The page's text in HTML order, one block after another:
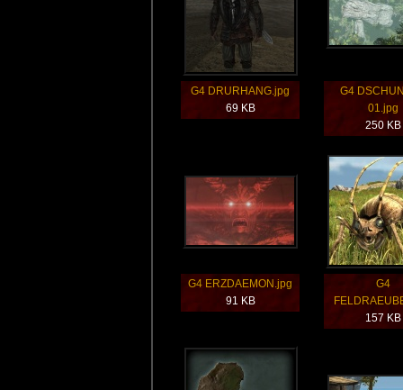
G4 DRURHANG.jpg
69 KB
G4
01.jpg
250 KB
G4 ERZDAEMON.jpg
91 KB
G4
157 KB